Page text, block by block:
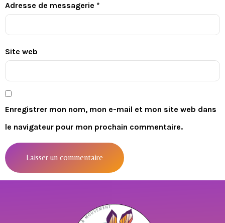
Adresse de messagerie *
Site web
Enregistrer mon nom, mon e-mail et mon site web dans
le navigateur pour mon prochain commentaire.